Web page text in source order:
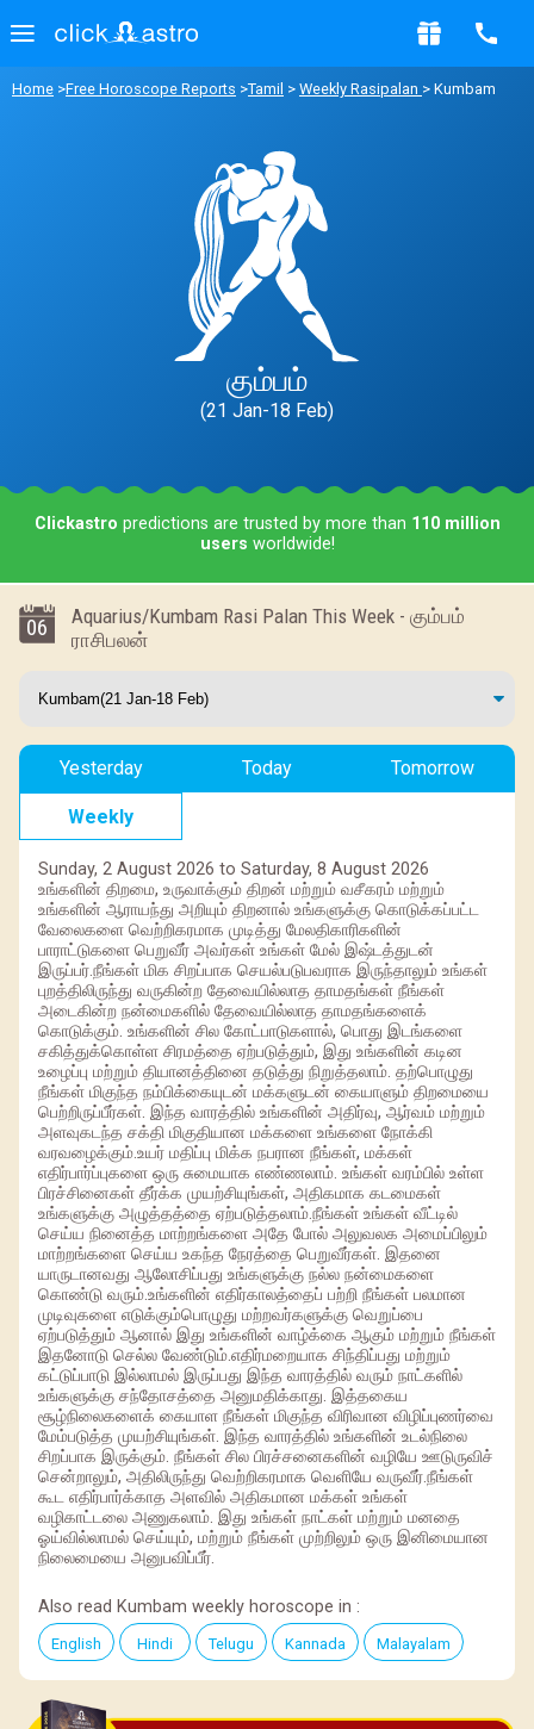
Home >Free Horoscope Reports >Tamil > Weekly Rasipalan > Kumbam
கும்பம்
(21 Jan-18 Feb)
Clickastro predictions are trusted by more than 110 million
users worldwide!
06
Aquarius/Kumbam Rasi Palan This Week - கும்பம்
ராசிபலன்
Yesterday Today Tomorrow
Weekly
Sunday, 2 August 2026 to Saturday, 8 August 2026
உங்களின் திறமை, உருவாக்கும் திறன் மற்றும் வசீகரம் மற்றும்
உங்களின் ஆராயந்து அறியும் திறனால் உங்களுக்கு கொடுக்கப்பட்ட
வேலைகளை வெற்றிகரமாக முடித்து மேலதிகாரிகளின்
பாராட்டுகளை பெறுவீர் அவர்கள் உங்கள் மேல் இஷ்டத்துடன்
இருப்பர்.நீங்கள் மிக சிறப்பாக செயல்படுபவராக இருந்தாலும் உங்கள்
புறத்திலிருந்து வருகின்ற தேவையில்லாத தாமதங்கள் நீங்கள்
அடைகின்ற நன்மைகளில் தேவையில்லாத தாமதங்களைக்
கொடுக்கும். உங்களின் சில கோட்பாடுகளால், பொது இடங்களை
சகித்துக்கொள்ள சிரமத்தை ஏற்படுத்தும், இது உங்களின் கடின
உழைப்பு மற்றும் தியானத்தினை தடுத்து நிறுத்தலாம். தற்பொழுது
நீங்கள் மிகுந்த நம்பிக்கையுடன் மக்களுடன் கையாளும் திறமையை
பெற்றிருப்பீர்கள். இந்த வாரத்தில் உங்களின் அதிர்வு, ஆர்வம் மற்றும்
அளவுகடந்த சக்தி மிகுதியான மக்களை உங்களை நோக்கி
வரவழைக்கும்.உயர் மதிப்பு மிக்க நபரான நீங்கள், மக்கள்
எதிர்பார்ப்புகளை ஒரு சுமையாக எண்ணலாம். உங்கள் வரம்பில் உள்ள
பிரச்சினைகள் தீர்க்க முயற்சியுங்கள், அதிகமாக கடமைகள்
உங்களுக்கு அழுத்தத்தை ஏற்படுத்தலாம்.நீங்கள் உங்கள் வீட்டில்
செய்ய நினைத்த மாற்றங்களை அதே போல் அலுவலக அமைப்பிலும்
மாற்றங்களை செய்ய உகந்த நேரத்தை பெறுவீர்கள். இதனை
யாருடானவது ஆலோசிப்பது உங்களுக்கு நல்ல நன்மைகளை
கொண்டு வரும்.உங்களின் எதிர்காலத்தைப் பற்றி நீங்கள் பலமான
முடிவுகளை எடுக்கும்பொழுது மற்றவர்களுக்கு வெறுப்பை
ஏற்படுத்தும் ஆனால் இது உங்களின் வாழ்க்கை ஆகும் மற்றும் நீங்கள்
இதனோடு செல்ல வேண்டும்.எதிர்மறையாக சிந்திப்பது மற்றும்
கட்டுப்பாடு இல்லாமல் இருப்பது இந்த வாரத்தில் வரும் நாட்களில்
உங்களுக்கு சந்தோசத்தை அனுமதிக்காது. இத்தகைய
சூழ்நிலைகளைக் கையாள நீங்கள் மிகுந்த விரிவான விழிப்புணர்வை
மேம்படுத்த முயற்சியுங்கள். இந்த வாரத்தில் உங்களின் உடல்நிலை
சிறப்பாக இருக்கும். நீங்கள் சில பிரச்சனைகளின் வழியே ஊடுருவிச்
சென்றாலும், அதிலிருந்து வெற்றிகரமாக வெளியே வருவீர்.நீங்கள்
கூட எதிர்பார்க்காத அளவில் அதிகமான மக்கள் உங்கள்
வழிகாட்டலை அணுகலாம். இது உங்கள் நாட்கள் மற்றும் மனதை
ஓய்வில்லாமல் செய்யும், மற்றும் நீங்கள் முற்றிலும் ஒரு இனிமையான
நிலைமையை அனுபவிப்பீர்.
Also read Kumbam weekly horoscope in :
English Hindi Telugu Kannada Malayalam